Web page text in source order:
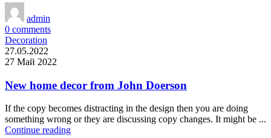
admin
0 comments
Decoration
27.05.2022
27 Май 2022
New home decor from John Doerson
If the copy becomes distracting in the design then you are doing
something wrong or they are discussing copy changes. It might be ...
Continue reading